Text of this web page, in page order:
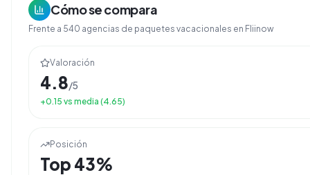
Cómo se compara
Frente a 540 agencias de paquetes vacacionales en Fliinow
Valoración
4.8/5
+0.15 vs media (4.65)
Posición
Top 43%